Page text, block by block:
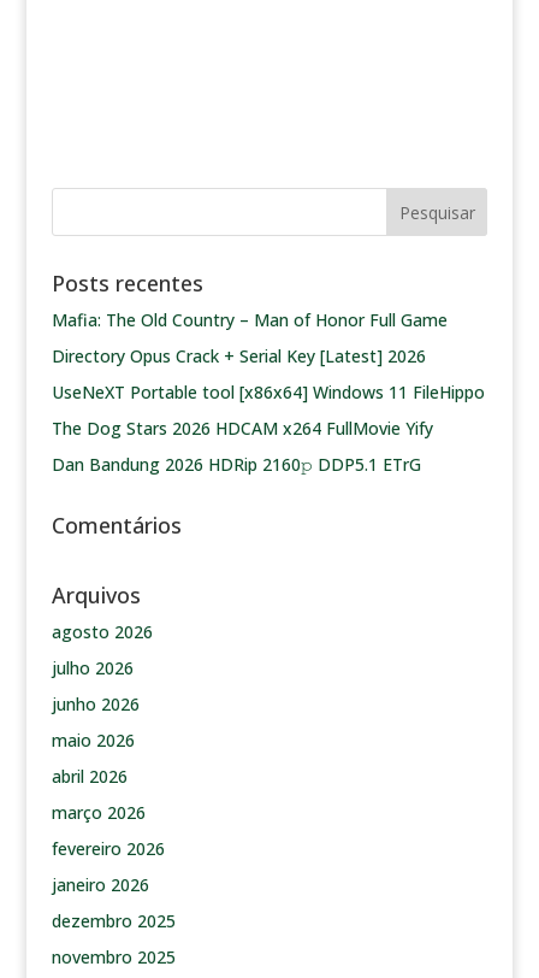
Posts recentes
Mafia: The Old Country – Man of Honor Full Game
Directory Opus Crack + Serial Key [Latest] 2026
UseNeXT Portable tool [x86x64] Windows 11 FileHippo
The Dog Stars 2026 HDCAM x264 FullMovie Yify
Dan Bandung 2026 HDRip 2160𝚙 DDP5.1 ETrG
Comentários
Arquivos
agosto 2026
julho 2026
junho 2026
maio 2026
abril 2026
março 2026
fevereiro 2026
janeiro 2026
dezembro 2025
novembro 2025